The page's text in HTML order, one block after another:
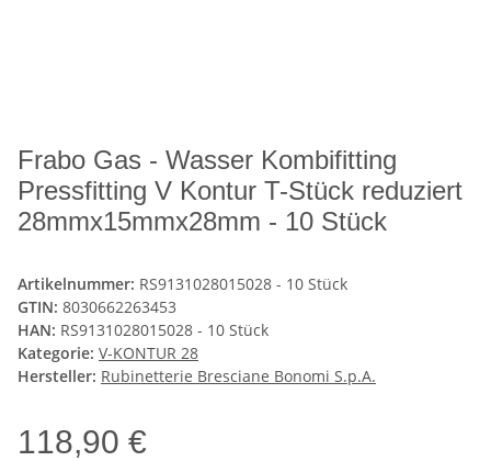
Frabo Gas - Wasser Kombifitting
Pressfitting V Kontur T-Stück reduziert
28mmx15mmx28mm - 10 Stück
Artikelnummer: RS9131028015028 - 10 Stück
GTIN: 8030662263453
HAN: RS9131028015028 - 10 Stück
Kategorie: V-KONTUR 28
Hersteller: Rubinetterie Bresciane Bonomi S.p.A.
118,90 €